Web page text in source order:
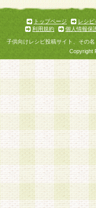
トップページ
レシピ
利用規約
個人情報保
子供向けレシピ投稿サイト、その
Copyright